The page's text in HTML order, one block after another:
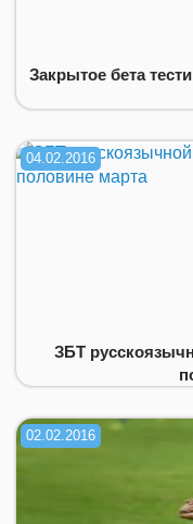
Закрытое бета
04.02.2016
ЗБТ
02.02.2016